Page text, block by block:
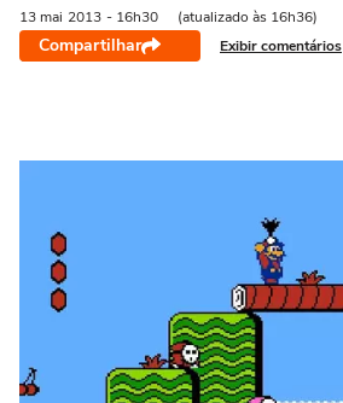
13 mai 2013 - 16h30 (atualizado às 16h36)
Compartilhar Exibir comentários